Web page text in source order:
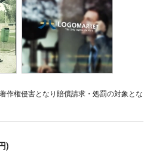
作権侵害となり賠償請求・処罰の対象とな
)